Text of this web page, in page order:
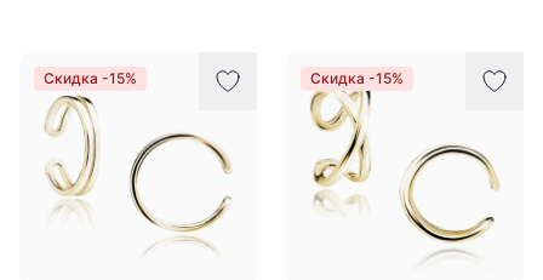
Скидка -15% Скидка -15%